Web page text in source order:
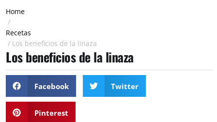
Home
/
Recetas
/ Los beneficios de la linaza
Los beneficios de la linaza
Facebook Twitter
Pinterest